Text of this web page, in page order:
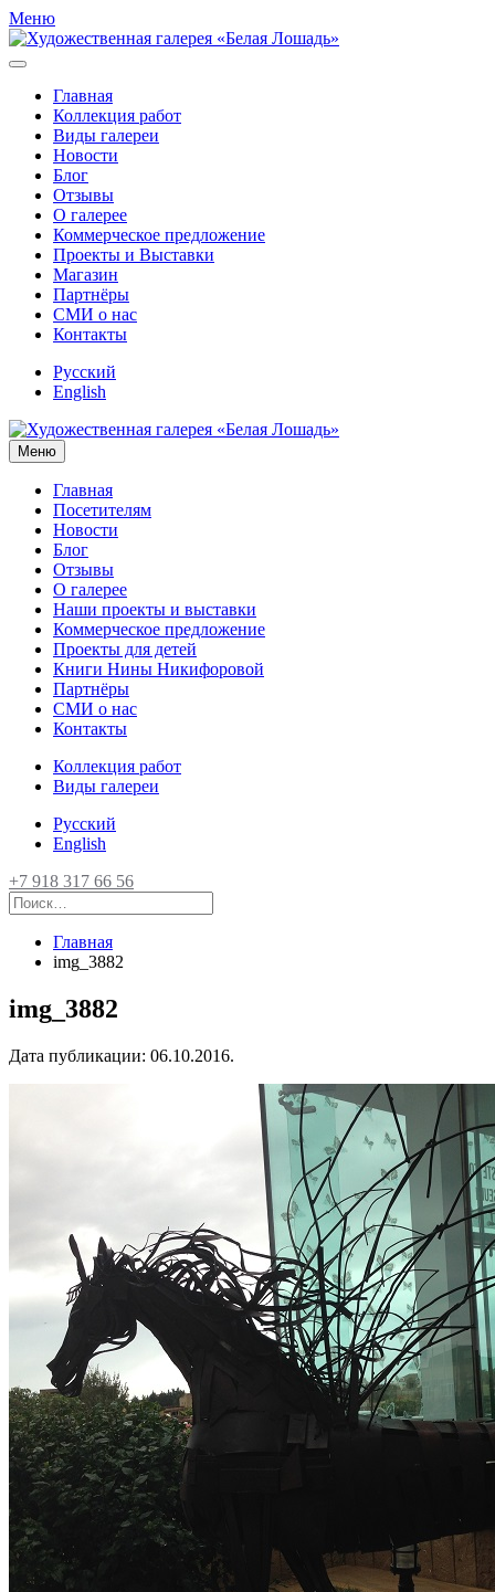
Меню
Главная
Коллекция работ
Виды галереи
Новости
Блог
Отзывы
О галерее
Коммерческое предложение
Проекты и Выставки
Магазин
Партнёры
СМИ о нас
Контакты
Русский
English
Меню
Главная
Посетителям
Новости
Блог
Отзывы
О галерее
Наши проекты и выставки
Коммерческое предложение
Проекты для детей
Книги Нины Никифоровой
Партнёры
СМИ о нас
Контакты
Коллекция работ
Виды галереи
Русский
English
+7 918 317 66 56
Главная
img_3882
img_3882
Дата публикации: 06.10.2016.